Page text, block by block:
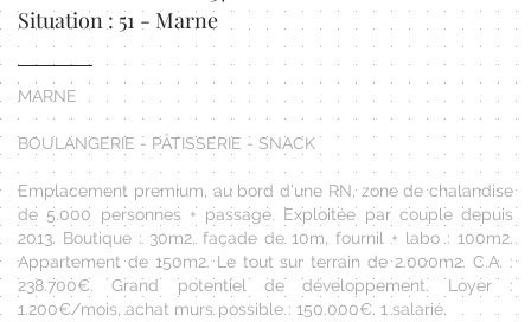
Situation : 51 - Marne
MARNE
BOULANGERIE - PÂTISSERIE - SNACK
Emplacement premium, au bord d'une RN, zone de chalandise
de 5.000 personnes + passage. Exploitée par couple depuis
2013. Boutique : 30m2, façade de 10m, fournil + labo : 100m2.
Appartement de 150m2. Le tout sur terrain de 2.000m2. C.A. :
238.700€. Grand potentiel de développement. Loyer :
1.200€/mois, achat murs possible : 150.000€. 1 salarié.